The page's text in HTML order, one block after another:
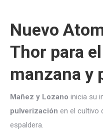
Nuevo
Thor para
manzana y
Mañez y Lozano inicia su
pulverización en el cultivo
espaldera.